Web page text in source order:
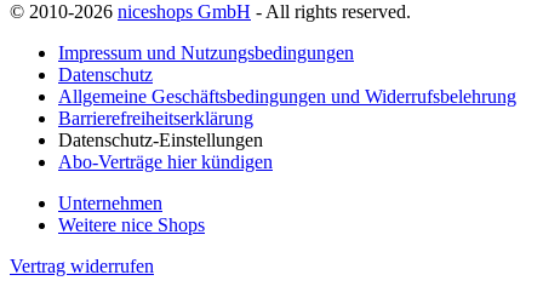
© 2010-2026 niceshops GmbH - All rights reserved.
Impressum und Nutzungsbedingungen
Datenschutz
Allgemeine Geschäftsbedingungen und Widerrufsbelehrung
Barrierefreiheitserklärung
Datenschutz-Einstellungen
Abo-Verträge hier kündigen
Unternehmen
Weitere nice Shops
Vertrag widerrufen